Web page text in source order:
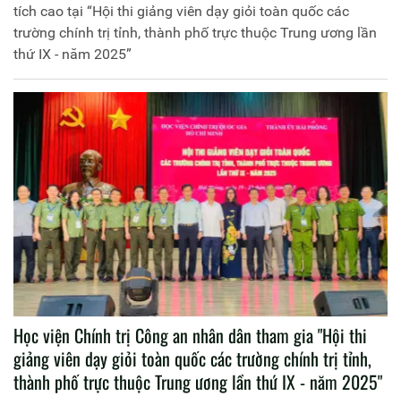
tích cao tại “Hội thi giảng viên dạy giỏi toàn quốc các
trường chính trị tỉnh, thành phố trực thuộc Trung ương lần
thứ IX - năm 2025”
Học viện Chính trị Công an nhân dân tham gia "Hội thi
giảng viên dạy giỏi toàn quốc các trường chính trị tỉnh,
thành phố trực thuộc Trung ương lần thứ IX - năm 2025"